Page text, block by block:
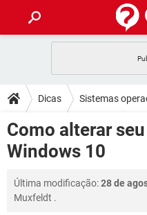
CELULAR
OUTLOOK
INSTAGRAM
DICAS
JOGOS
CELULAR
INSTAGRAM
DOWNLOADS
JOGOS
OUTLOOK
FÓRUM
JOGOS
GLOSSÁRIO
Dicas Sistemas
Windows 10
Como alterar
Windows 10
Última modificação:28 de
Muxfeldt .